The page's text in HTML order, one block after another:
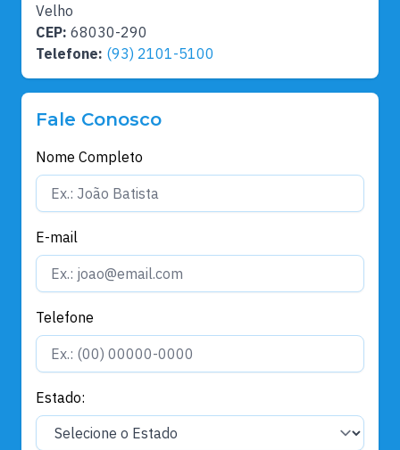
Velho
CEP: 68030-290
Telefone: (93) 2101-5100
Fale Conosco
Nome Completo
E-mail
Telefone
Estado: